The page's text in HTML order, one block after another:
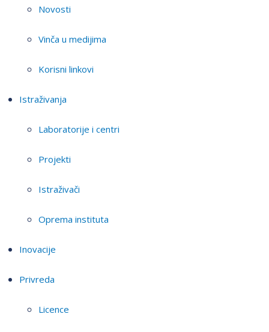
Novosti
Vinča u medijima
Korisni linkovi
Istraživanja
Laboratorije i centri
Projekti
Istraživači
Oprema instituta
Inovacije
Privreda
Licence